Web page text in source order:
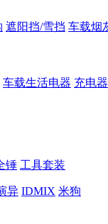
遮阳挡/雪挡 车载烟
车载生活电器 充电
锤 工具套装
异 IDMIX 米狗